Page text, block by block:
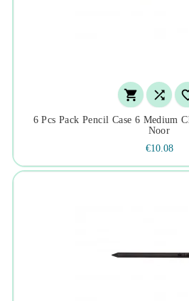
 
6 Pcs Pack Pencil Case 6 Medium
Noor
€10.08